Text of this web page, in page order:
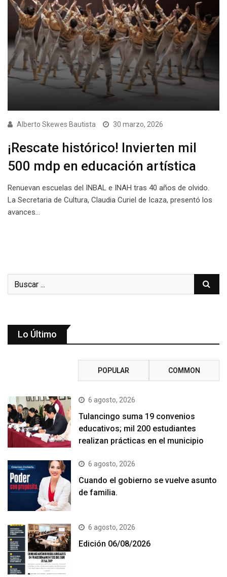
Alberto Skewes Bautista 30 marzo, 2026
¡Rescate histórico! Invierten mil
500 mdp en educación artística
Renuevan escuelas del INBAL e INAH tras 40 años de olvido.
La Secretaria de Cultura, Claudia Curiel de Icaza, presentó los
avances…
Lo Último
POPULAR COMMON
6 agosto, 2026
Tulancingo suma 19 convenios
educativos; mil 200 estudiantes
realizan prácticas en el municipio
6 agosto, 2026
Cuando el gobierno se vuelve asunto
de familia.
6 agosto, 2026
Edición 06/08/2026